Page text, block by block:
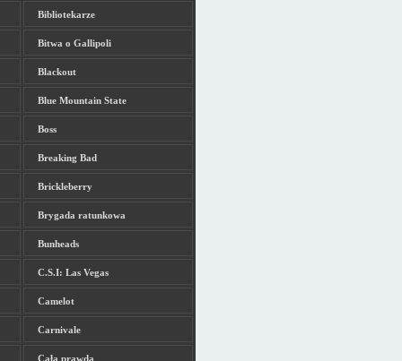
Bibliotekarze
Bitwa o Gallipoli
Blackout
Blue Mountain State
Boss
Breaking Bad
Brickleberry
Brygada ratunkowa
Bunheads
C.S.I: Las Vegas
Camelot
Carnivale
Cała prawda